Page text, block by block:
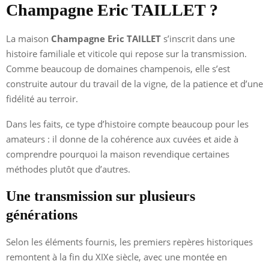
Champagne Eric TAILLET ?
La maison Champagne Eric TAILLET s’inscrit dans une
histoire familiale et viticole qui repose sur la transmission.
Comme beaucoup de domaines champenois, elle s’est
construite autour du travail de la vigne, de la patience et d’une
fidélité au terroir.
Dans les faits, ce type d’histoire compte beaucoup pour les
amateurs : il donne de la cohérence aux cuvées et aide à
comprendre pourquoi la maison revendique certaines
méthodes plutôt que d’autres.
Une transmission sur plusieurs
générations
Selon les éléments fournis, les premiers repères historiques
remontent à la fin du XIXe siècle, avec une montée en